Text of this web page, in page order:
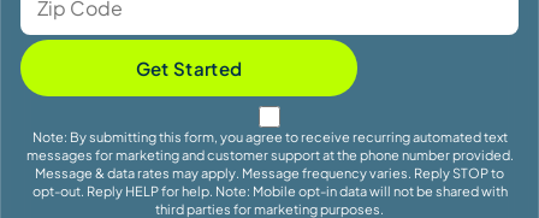
Get Started
Note: By submitting this form, you agree to receive recurring automated text
messages for marketing and customer support at the phone number provided.
Message & data rates may apply. Message frequency varies. Reply STOP to
opt-out. Reply HELP for help. Note: Mobile opt-in data will not be shared with
third parties for marketing purposes.